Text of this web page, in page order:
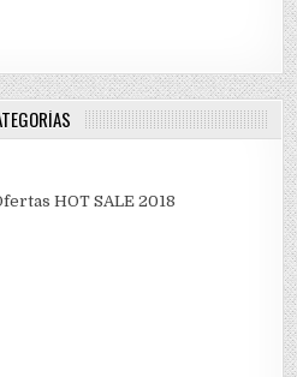
HOT SALE 2018